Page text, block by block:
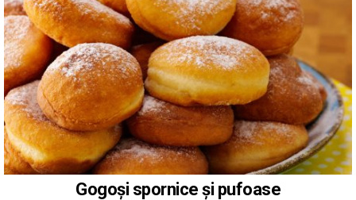
Gogoși spornice și pufoase